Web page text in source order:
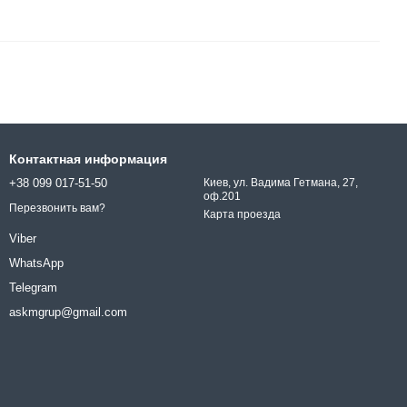
Контактная информация
+38 099 017-51-50
Перезвонить вам?
Viber
WhatsApp
Telegram
askmgrup@gmail.com
Киев, ул. Вадима Гетмана, 27,
оф.201
Карта проезда